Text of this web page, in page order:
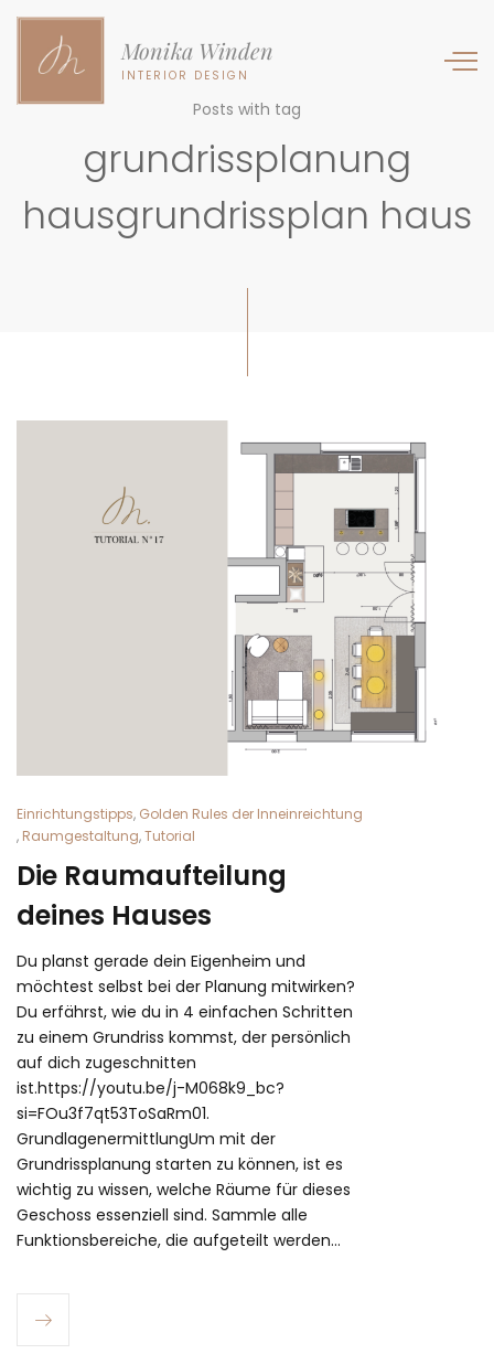
Monika Winden
INTERIOR DESIGN
Posts with tag
grundrissplanung
hausgrundrissplan haus
Einrichtungstipps, Golden Rules der Inneinreichtung
, Raumgestaltung,Tutorial
Die Raumaufteilung
deines Hauses
Du planst gerade dein Eigenheim und
möchtest selbst bei der Planung mitwirken?
Du erfährst, wie du in 4 einfachen Schritten
zu einem Grundriss kommst, der persönlich
auf dich zugeschnitten
ist.https://youtu.be/j-M068k9_bc?
si=FOu3f7qt53ToSaRm01.
GrundlagenermittlungUm mit der
Grundrissplanung starten zu können, ist es
wichtig zu wissen, welche Räume für dieses
Geschoss essenziell sind. Sammle alle
Funktionsbereiche, die aufgeteilt werden…